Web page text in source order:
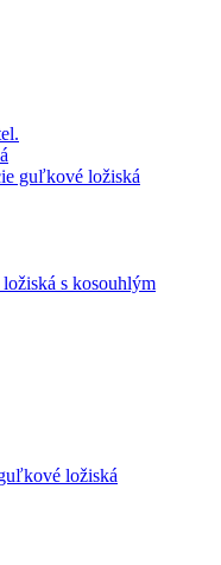
guľkové ložiská
s kosouhlým
ložiská